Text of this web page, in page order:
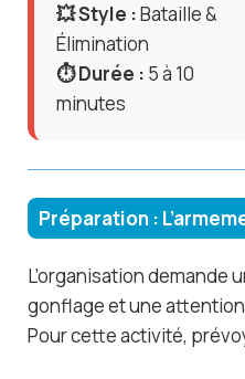
💥 Style :Bataille &
Élimination
⏱️ Durée : 5 à 10
minutes
Préparation :
L’organisation demande
gonflage et une
Pour cette activité,